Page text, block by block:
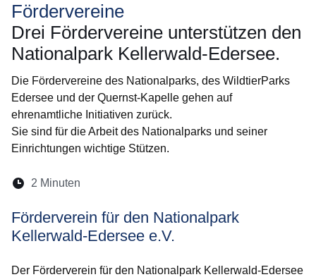
Fördervereine
Drei Fördervereine unterstützen den
Nationalpark Kellerwald-Edersee.
Die Fördervereine des Nationalparks, des WildtierParks
Edersee und der Quernst-Kapelle gehen auf
ehrenamtliche Initiativen zurück.
Sie sind für die Arbeit des Nationalparks und seiner
Einrichtungen wichtige Stützen.
Lesedauer:
2 Minuten
Förderverein für den Nationalpark
Kellerwald-Edersee e.V.
Der Förderverein für den Nationalpark Kellerwald-Edersee